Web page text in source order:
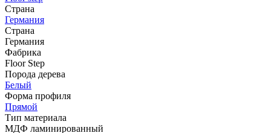
Страна
Германия
Страна
Германия
Фабрика
Floor Step
Порода дерева
Белый
Форма профиля
Прямой
Тип материала
МДФ ламинированный